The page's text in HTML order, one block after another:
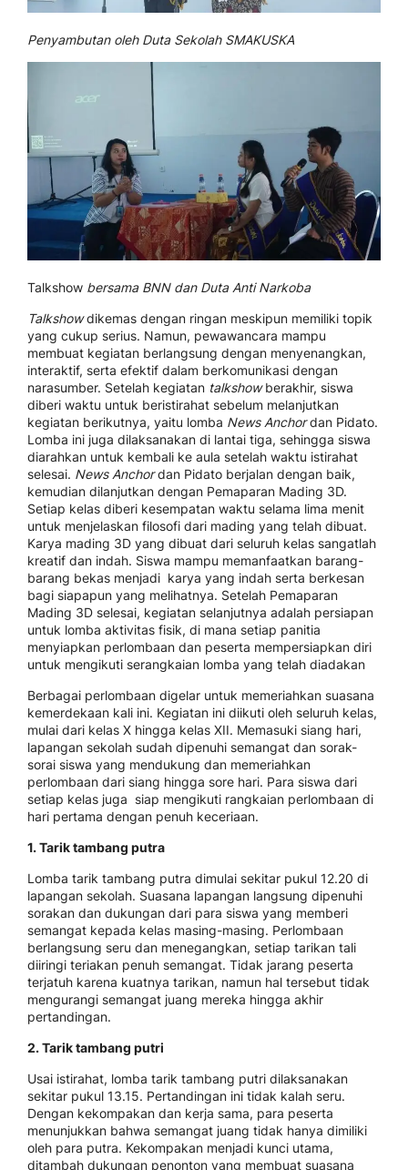
Penyambutan oleh Duta Sekolah SMAKUSKA
Talkshow bersama BNN dan Duta Anti Narkoba
Talkshowdikemas dengan ringan meskipun memiliki topik
yang cukup serius. Namun, pewawancara mampu
membuat kegiatan berlangsung dengan menyenangkan,
interaktif, serta efektif dalam berkomunikasi dengan
narasumber. Setelah kegiatan talkshowberakhir, siswa
diberi waktu untuk beristirahat sebelum melanjutkan
kegiatan berikutnya, yaitu lomba News Anchordan Pidato.
Lomba ini juga dilaksanakan di lantai tiga, sehingga siswa
diarahkan untuk kembali ke aula setelah waktu istirahat
selesai. News Anchordan Pidato berjalan dengan baik,
kemudian dilanjutkan dengan Pemaparan Mading 3D.
Setiap kelas diberi kesempatan waktu selama lima menit
untuk menjelaskan filosofi dari mading yang telah dibuat.
Karya mading 3D yang dibuat dari seluruh kelas sangatlah
kreatif dan indah. Siswa mampu memanfaatkan barang-
barang bekas menjadi karya yang indah serta berkesan
bagi siapapun yang melihatnya. Setelah Pemaparan
Mading 3D selesai, kegiatan selanjutnya adalah persiapan
untuk lomba aktivitas fisik, di mana setiap panitia
menyiapkan perlombaan dan peserta mempersiapkan diri
untuk mengikuti serangkaian lomba yang telah diadakan
Berbagai perlombaan digelar untuk memeriahkan suasana
kemerdekaan kali ini. Kegiatan ini diikuti oleh seluruh kelas,
mulai dari kelas X hingga kelas XII. Memasuki siang hari,
lapangan sekolah sudah dipenuhi semangat dan sorak-
sorai siswa yang mendukung dan memeriahkan
perlombaan dari siang hingga sore hari. Para siswa dari
setiap kelas juga siap mengikuti rangkaian perlombaan di
hari pertama dengan penuh keceriaan.
1. Tarik tambang putra
Lomba tarik tambang putra dimulai sekitar pukul 12.20 di
lapangan sekolah. Suasana lapangan langsung dipenuhi
sorakan dan dukungan dari para siswa yang memberi
semangat kepada kelas masing-masing. Perlombaan
berlangsung seru dan menegangkan, setiap tarikan tali
diiringi teriakan penuh semangat. Tidak jarang peserta
terjatuh karena kuatnya tarikan, namun hal tersebut tidak
mengurangi semangat juang mereka hingga akhir
pertandingan.
2. Tarik tambang putri
Usai istirahat, lomba tarik tambang putri dilaksanakan
sekitar pukul 13.15. Pertandingan ini tidak kalah seru.
Dengan kekompakan dan kerja sama, para peserta
menunjukkan bahwa semangat juang tidak hanya dimiliki
oleh para putra. Kekompakan menjadi kunci utama,
ditambah dukungan penonton yang membuat suasana